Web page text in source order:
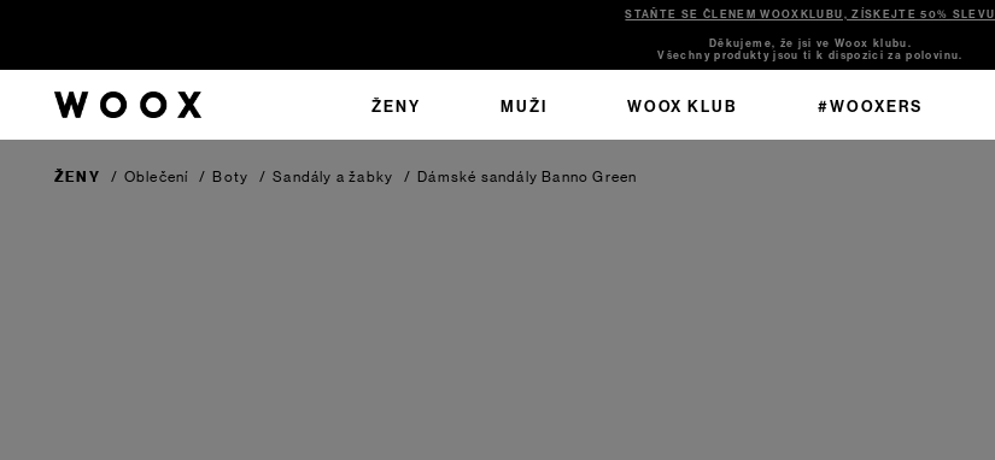
STAŇTE SE ČLENEM WOOXKLUBU, ZÍSKEJTE 50% SLEVU
Děkujeme, že jsi ve Woox klubu.
Všechny produkty jsou ti k dispozici za polovinu.
ŽENY MUŽI WOOX KLUB #WOOXERS
ŽENY / Oblečení / Boty / Sandály a žabky / Dámské sandály BannoGreen